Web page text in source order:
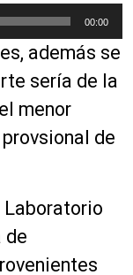
00:00
además se
sería de la
menor
de
Laboratorio
de